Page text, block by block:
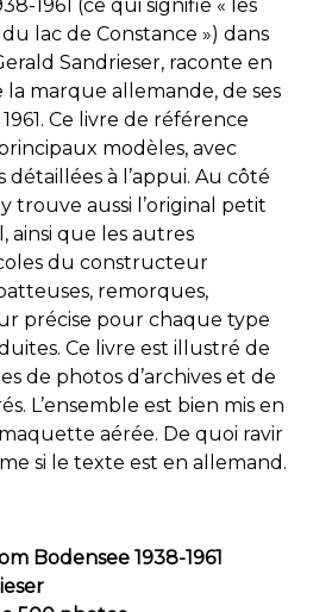
1961 (ce qui signifie « les
lac de Constance ») dans
Sandrieser, raconte en
la marque allemande, de ses
Ce livre de référence
modèles, avec
à l’appui. Au côté
trouve aussi l’original petit
ainsi que les autres
du constructeur
remorques,
précise pour chaque type
Ce livre est illustré de
de photos d’archives et de
L’ensemble est bien mis en
aérée. De quoi ravir
si le texte est en allemand.
Bodensee 1938-1961